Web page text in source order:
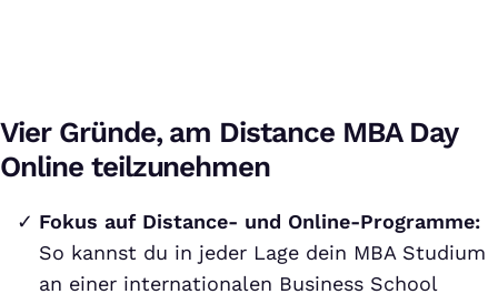
Vier Gründe, am Distance MBA Day
Online teilzunehmen
Fokus auf Distance- und Online-Programme:
So kannst du in jeder Lage dein MBA Studium
an einer internationalen Business School